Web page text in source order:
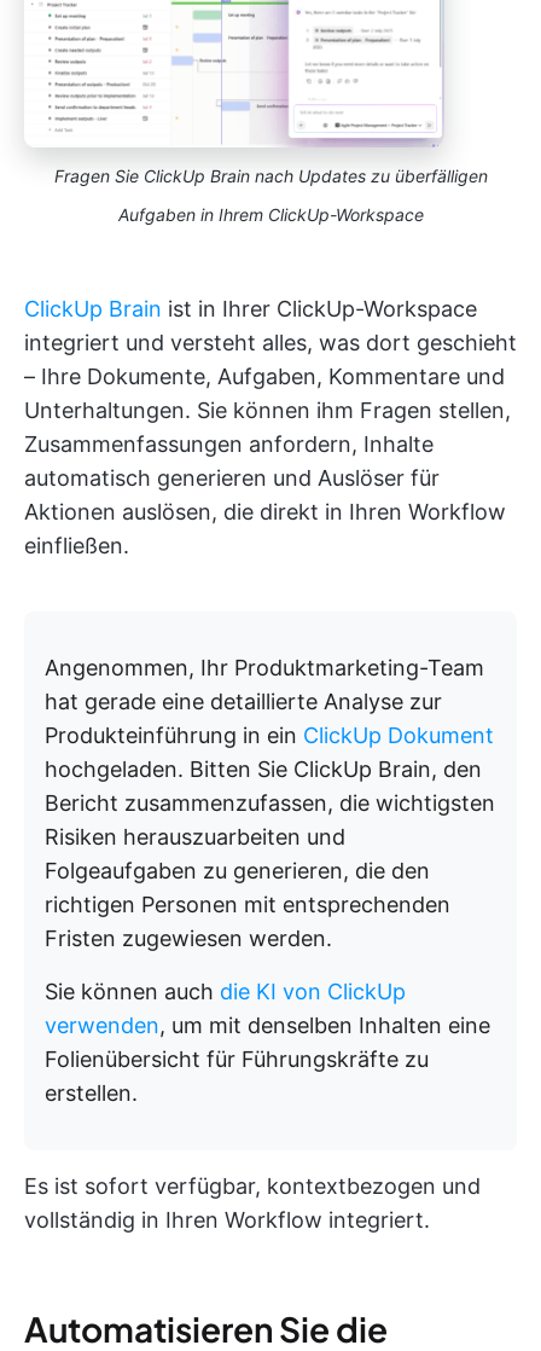
Fragen Sie ClickUp Brain nach Updates zu überfälligen
Aufgaben in Ihrem ClickUp-Workspace
ClickUp Brain ist in Ihrer ClickUp-Workspace
integriert und versteht alles, was dort geschieht
– Ihre Dokumente, Aufgaben, Kommentare und
Unterhaltungen. Sie können ihm Fragen stellen,
Zusammenfassungen anfordern, Inhalte
automatisch generieren und Auslöser für
Aktionen auslösen, die direkt in Ihren Workflow
einfließen.
Angenommen, Ihr Produktmarketing-Team
hat gerade eine detaillierte Analyse zur
Produkteinführung in ein ClickUp Dokument
hochgeladen. Bitten Sie ClickUp Brain, den
Bericht zusammenzufassen, die wichtigsten
Risiken herauszuarbeiten und
Folgeaufgaben zu generieren, die den
richtigen Personen mit entsprechenden
Fristen zugewiesen werden.
Sie können auch die KI von ClickUp
verwenden, um mit denselben Inhalten eine
Folienübersicht für Führungskräfte zu
erstellen.
Es ist sofort verfügbar, kontextbezogen und
vollständig in Ihren Workflow integriert.
Automatisieren Sie die